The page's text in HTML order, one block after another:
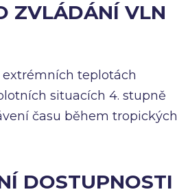
ZVLÁDÁNÍ VLN
extrémních teplotách
situacích 4. stupně
času během tropických
DOSTUPNOSTI